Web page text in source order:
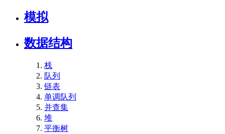
模拟
数据结构
栈
队列
链表
单调队列
并查集
堆
平衡树